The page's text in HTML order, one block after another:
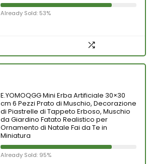
Already Sold: 53%
E.YOMOQGG Mini Erba Artificiale 30×30
cm 6 Pezzi Prato di Muschio, Decorazione
di Piastrelle di Tappeto Erboso, Muschio
da Giardino Fatato Realistico per
Ornamento di Natale Fai da Te in
Miniatura
Already Sold: 95%